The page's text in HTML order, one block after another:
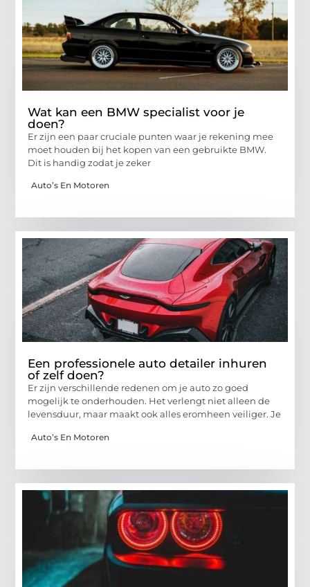
Wat kan een BMW specialist voor je
doen?
Er zijn een paar cruciale punten waar je rekening mee
moet houden bij het kopen van een gebruikte BMW.
Dit is handig zodat je zeker
Auto’s En Motoren
Een professionele auto detailer inhuren
of zelf doen?
Er zijn verschillende redenen om je auto zo goed
mogelijk te onderhouden. Het verlengt niet alleen de
levensduur, maar maakt ook alles eromheen veiliger. Je
Auto’s En Motoren